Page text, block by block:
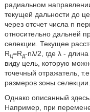
радиальном
текущей дальности до
через отсчет числа n
относительно дальней
селекции. Текущее
Rц=Rд-nλ/2, где λ -
виду цель, которую
точечный отражатель,
размеров зоны селекции.
Однако описанный
Например, при